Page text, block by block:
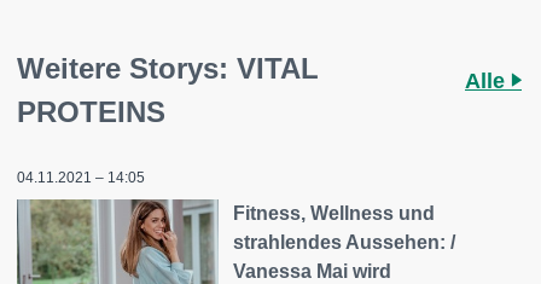
Weitere Storys: VITAL
PROTEINS
Alle
04.11.2021 – 14:05
Fitness, Wellness und
strahlendes Aussehen: /
Vanessa Mai wird